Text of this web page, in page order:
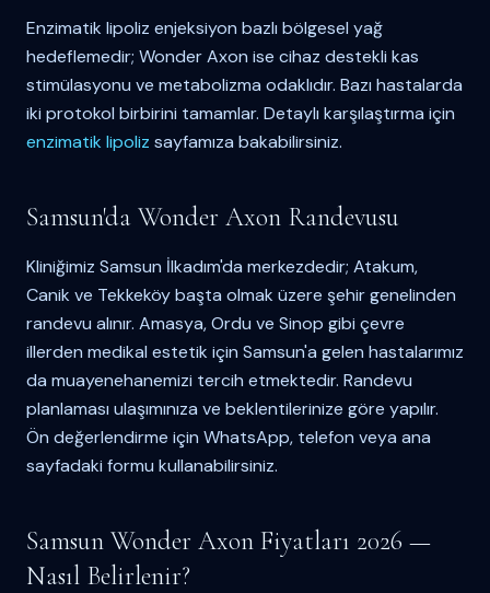
Enzimatik lipoliz enjeksiyon bazlı bölgesel yağ
hedeflemedir; Wonder Axon ise cihaz destekli kas
stimülasyonu ve metabolizma odaklıdır. Bazı hastalarda
iki protokol birbirini tamamlar. Detaylı karşılaştırma için
enzimatik lipoliz sayfamıza bakabilirsiniz.
Samsun'da Wonder Axon Randevusu
Kliniğimiz Samsun İlkadım'da merkezdedir; Atakum,
Canik ve Tekkeköy başta olmak üzere şehir genelinden
randevu alınır. Amasya, Ordu ve Sinop gibi çevre
illerden medikal estetik için Samsun'a gelen hastalarımız
da muayenehanemizi tercih etmektedir. Randevu
planlaması ulaşımınıza ve beklentilerinize göre yapılır.
Ön değerlendirme için WhatsApp, telefon veya ana
sayfadaki formu kullanabilirsiniz.
Samsun Wonder Axon Fiyatları 2026 —
Nasıl Belirlenir?